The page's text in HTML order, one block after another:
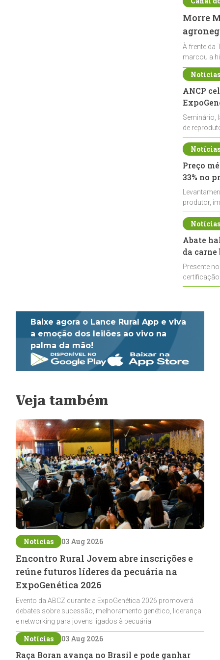
Morre
À frente da
marcou a
ANCP
Seminário,
de
durante a
Preço
33% no
produtor,
de leite cru
Abate
da
Presente
Baixe agora o Lance Rural App e viva
a emoção dos leilões ao vivo na
palma da mão!
Veja também
Notícias 03 Aug 2026
Encontro Rural Jovem abre inscrições e
reúne futuros líderes da pecuária na
ExpoGenética 2026
Evento da ABCZ durante a ExpoGenética 2026 promoverá
debates sobre sucessão, melhoramento genético, liderança
e networking para jovens ligados à pecuária
Notícias 03 Aug 2026
Raça Boran avança no Brasil e pode ganhar